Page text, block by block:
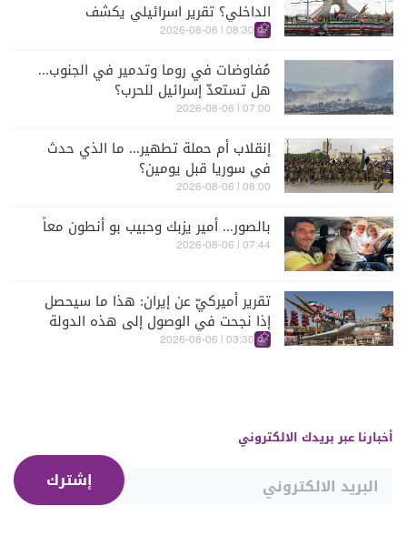
الداخلي؟ تقرير اسرائيلي يكشف
الكواليس
08:30 | 2026-08-06
مُفاوضات في روما وتدمير في الجنوب...
هل تستعدّ إسرائيل للحرب؟
07:00 | 2026-08-06
إنقلاب أم حملة تطهير... ما الذي حدث
في سوريا قبل يومين؟
08:00 | 2026-08-06
بالصور... أمير يزبك وحبيب بو أنطون معاً
07:44 | 2026-08-06
تقرير أميركيّ عن إيران: هذا ما سيحصل
إذا نجحت في الوصول إلى هذه الدولة
الآسيويّة
03:30 | 2026-08-06
أخبارنا عبر بريدك الالكتروني
إشترك